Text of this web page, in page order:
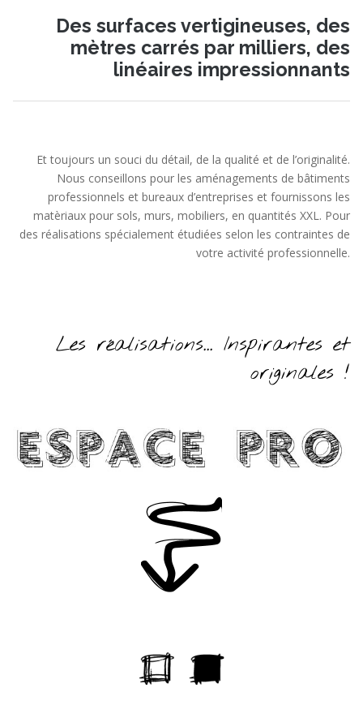
Des surfaces vertigineuses, des
mètres carrés par milliers, des
linéaires impressionnants
Et toujours un souci du détail, de la qualité et de l’originalité.
Nous conseillons pour les aménagements de bâtiments
professionnels et bureaux d’entreprises et fournissons les
matèriaux pour sols, murs, mobiliers, en quantités XXL. Pour
des réalisations spécialement étudiées selon les contraintes de
votre activité professionnelle.
Les réalisations... Inspirantes et
originales !